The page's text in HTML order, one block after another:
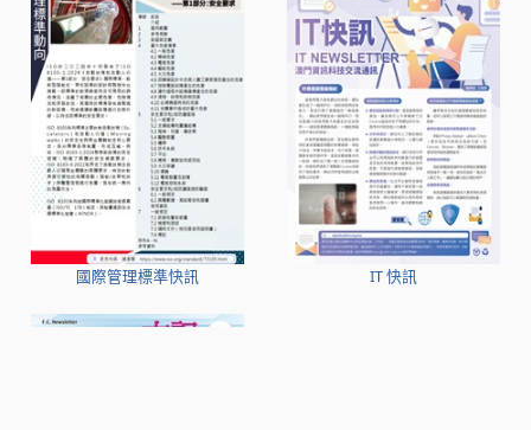
國際管理標準快訊 IT 快訊